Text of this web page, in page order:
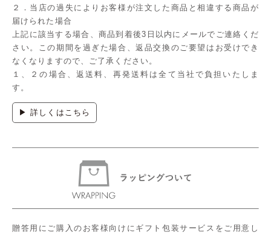
２．当店の過失によりお客様が注文した商品と相違する商品が
届けられた場合
上記に該当する場合、商品到着後3日以内にメールでご連絡くだ
さい。この期間を過ぎた場合、返品交換のご要望はお受けでき
なくなりますので、ご了承ください。
１、２の場合、返送料、再発送料は全て当社で負担いたしま
す。
▶ 詳しくはこちら
贈答用にご購入のお客様向けにギフト包装サービスをご用意し